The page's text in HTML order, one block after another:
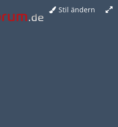
Stil ändern